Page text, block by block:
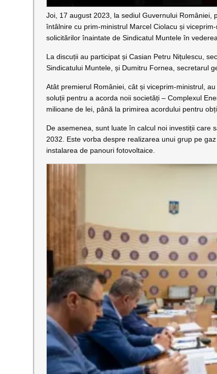
Joi, 17 august 2023, la sediul Guvernului
întâlnire cu prim-ministrul Marcel Ciolacu și
solicitărilor înaintate de Sindicatul Muntele în
La discuții au participat și Casian Petru Nițulescu,
Sindicatului Muntele, și Dumitru Fornea, secretarul
Atât premierul României, cât și viceprim-ministrul,
soluții pentru a acorda noii societăți – Complexul
milioane de lei, până la primirea acordului pentru
De asemenea, sunt luate în calcul noi investiții care
2032. Este vorba despre realizarea unui grup pe
instalarea de panouri fotovoltaice.